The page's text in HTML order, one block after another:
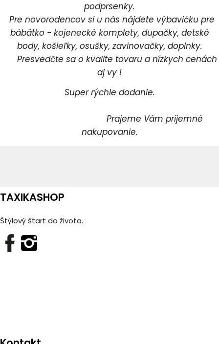
podprsenky.
Pre novorodencov si u nás nájdete výbavičku pre
bábätko - kojenecké komplety, dupačky, detské
body, košieľky, osušky, zavinovačky, doplnky.
Presvedčte sa o kvalite tovaru a nízkych cenách
aj vy !
Super rýchle dodanie.
Prajeme Vám príjemné
nakupovanie.
TAXIKASHOP
Štýlový štart do života.